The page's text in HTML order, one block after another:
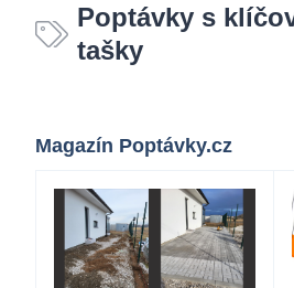
Poptávky s
tašky
Magazín Poptávky.cz